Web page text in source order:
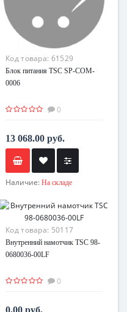
Код товара: 61529
Блок питания TSC SP-COM-
0006
0
13 068.00 руб.
Наличие: На складе
Код товара: 50117
Внутренний намотчик TSC 98-
0680036-00LF
0
0.00 руб.